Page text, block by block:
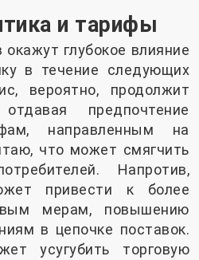
и тарифы
глубокое влияние
в течение следующих
вероятно, продолжит
предпочтение
направленным на
что может смягчить
Напротив,
привести к более
мерам, повышению
в цепочке поставок.
усугубить торговую